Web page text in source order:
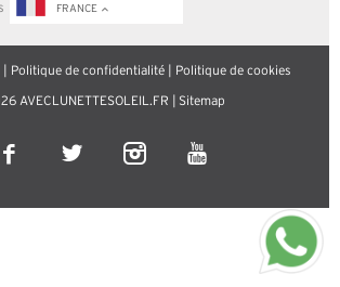
FRANCE
Politique de confidentialité Politique de cookies
AVECLUNETTESOLEIL.FR | Sitemap